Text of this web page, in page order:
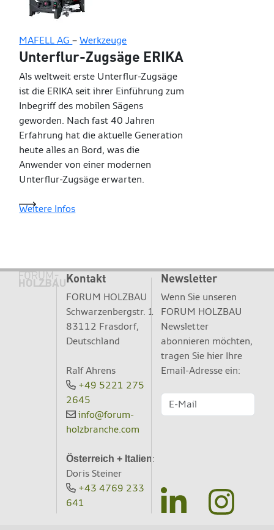
MAFELL AG–Werkzeuge
Unterflur-Zugsäge ERIKA
Als weltweit erste Unterflur-Zugsäge
ist die ERIKA seit ihrer Einführung zum
Inbegriff des mobilen Sägens
geworden. Nach fast 40 Jahren
Erfahrung hat die aktuelle Generation
heute alles an Bord, was die
Anwender von einer modernen
Unterflur-Zugsäge erwarten.
Weitere Infos
Kontakt
FORUM HOLZBAU
Schwarzenbergstr. 1
83112 Frasdorf,
Deutschland
Ralf Ahrens
+49 5221 275
2645
info@forum-
holzbranche.com
Österreich + Italien:
Doris Steiner
+43 4769 233
641
Newsletter
Wenn Sie unseren
FORUM HOLZBAU
Newsletter
abonnieren möchten,
tragen Sie hier Ihre
Email-Adresse ein: